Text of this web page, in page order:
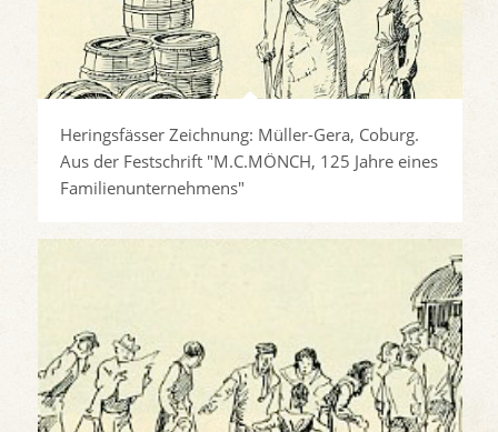
Heringsfässer Zeichnung: Müller-Gera, Coburg.
Aus der Festschrift "M.C.MÖNCH, 125 Jahre eines
Familienunternehmens"